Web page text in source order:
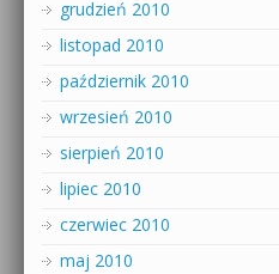
grudzień 2010
listopad 2010
październik 2010
wrzesień 2010
sierpień 2010
lipiec 2010
czerwiec 2010
maj 2010